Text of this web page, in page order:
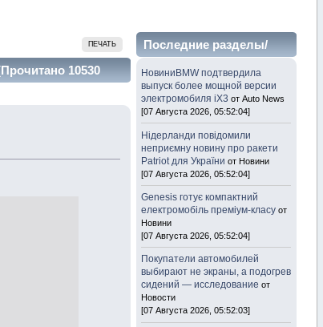
ПЕЧАТЬ
10530
Последние разделы/
темы
НовиниBMW подтвердила
выпуск более мощной версии
электромобиля iX3 от Auto News
[07 Августа 2026, 05:52:04]
Нідерланди повідомили
неприємну новину про ракети
Patriot для України от Новини
[07 Августа 2026, 05:52:04]
Genesis готує компактний
електромобіль преміум-класу от
Новини
[07 Августа 2026, 05:52:04]
Покупатели автомобилей
выбирают не экраны, а подогрев
сидений — исследование от
Новости
[07 Августа 2026, 05:52:03]